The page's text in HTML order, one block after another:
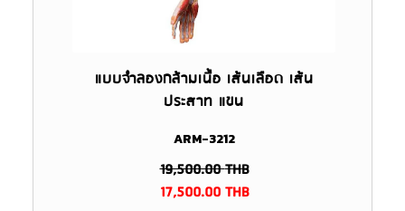
แบบจำลองกล้ามเนื้อ เส้นเลือด เส้น
ประสาท แขน
ARM-3212
19,500.00THB
17,500.00THB